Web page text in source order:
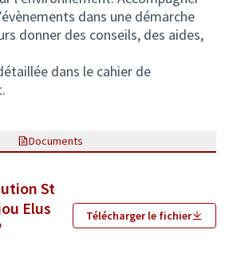
dans une démarche
donner des conseils, des aides,
dans le cahier de
Documents
St
Elus
Télécharger le fichier